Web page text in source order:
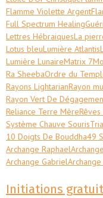
Flamme Violette Argent
Full Spectrum Healing
Lettres HébraiquesLa
Lotus bleuLumière Atlantis
Lumière LunaireMatrix 7
Ra SheebaOrdre du
Rayons LightarianRayon
Rayon Vert De
Reliance Terre Mère
Système Chauve Souris
10 Doigts De Bouddha49
Archange Raphael
Archange Gabriel
Initiations